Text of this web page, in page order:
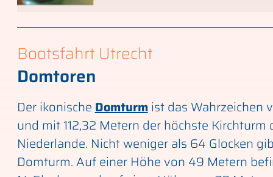
Bootsfahrt Utrecht
Domtoren
Der ikonischeDomturmist das Wahrzeichen
und mit 112,32 Metern der höchste Kirchturm
Niederlande. Nicht weniger als 64 Glocken
Domturm. Auf einer Höhe von 49 Metern